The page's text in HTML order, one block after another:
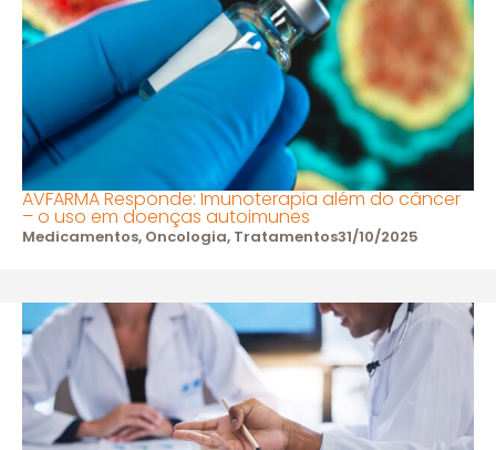
AVFARMA Responde: Imunoterapia além do câncer
– o uso em doenças autoimunes
Medicamentos, Oncologia, Tratamentos31/10/2025